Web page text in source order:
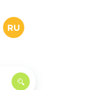
RU